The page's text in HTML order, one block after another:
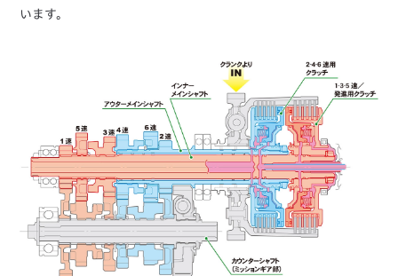
います。